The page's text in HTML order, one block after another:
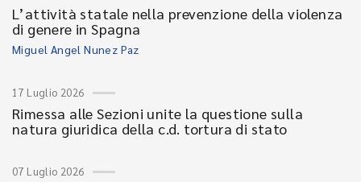
L’attività statale nella prevenzione della violenza
di genere in Spagna
Miguel Angel Nunez Paz
17 Luglio 2026
Rimessa alle Sezioni unite la questione sulla
natura giuridica della c.d. tortura di stato
07 Luglio 2026